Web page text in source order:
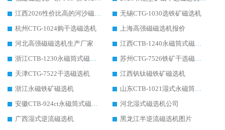
江西2026性价比高的河沙磁选机生产厂家工作原理(通俗 + 专业双版，适配产品文案/介绍使用)
无锡CTG-1030选铁矿磁选机
杭州CTG-1024购干选磁选机
上海高强磁磁选机报价
河北高强磁磁选机生产厂家
江西CTB-1240永磁筒式磁选机厂家
浙江CTB-1230永磁筒式磁选机生产厂家
苏州CTG-7526铁矿干选磁选机
天津CTG-7522干选磁选机
江西钒钛磁铁矿磁选机
浙江永磁铁矿磁选机
山东CTB-1021湿式永磁筒式磁选机
安徽CTB-924ct永磁筒式磁选机
河北湿式磁选机公司
广西湿式逆流磁选机
黑龙江半逆流磁选机图片